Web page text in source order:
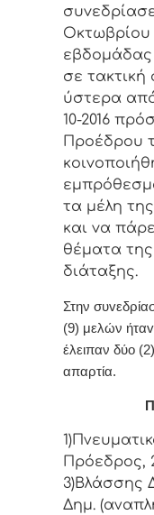
Οκτωβρίου
εβδoμάδας
σε τακτική
ύστερα από
10-2016
Πρoέδρoυ
τα μέλη
και vα
θέματα
διάταξης.
Στην
(9) μελών
έλειπαν δύο
απαρτία.
Πρόεδρος,
3)Βλάσσης
Δημ.